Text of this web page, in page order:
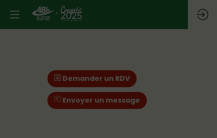
Demander un RDV
Envoyer un message